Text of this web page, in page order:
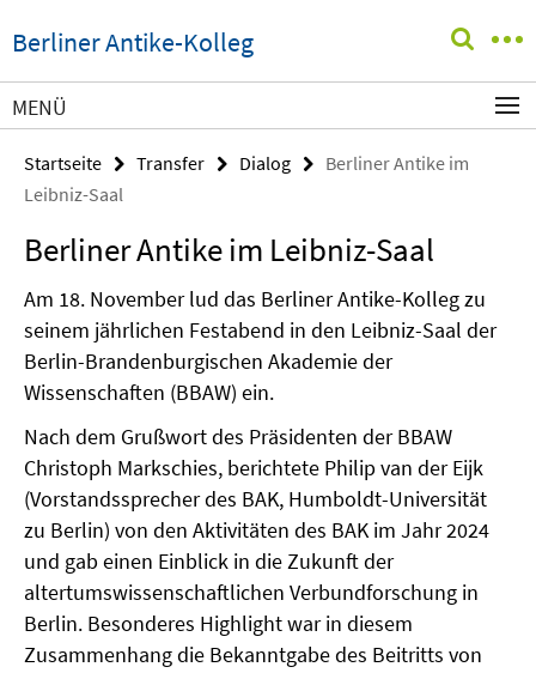
direkt
zu
Inhalt
Berliner Antike-Kolleg
Service-
MENÜ
Startseite Transfer Dialog
Berliner Antike im
Leibniz-Saal
Berliner Antike im Leibniz-Saal
Am 18. November lud das Berliner Antike-Kolleg zu
seinem jährlichen Festabend in den Leibniz-Saal der
Berlin-Brandenburgischen Akademie der
Wissenschaften (BBAW) ein.
Nach dem Grußwort des Präsidenten der BBAW
Christoph Markschies, berichtete Philip van der Eijk
(Vorstandssprecher des BAK, Humboldt-Universität
zu Berlin) von den Aktivitäten des BAK im Jahr 2024
und gab einen Einblick in die Zukunft der
altertumswissenschaftlichen Verbundforschung in
Berlin. Besonderes Highlight war in diesem
Zusammenhang die Bekanntgabe des Beitritts von